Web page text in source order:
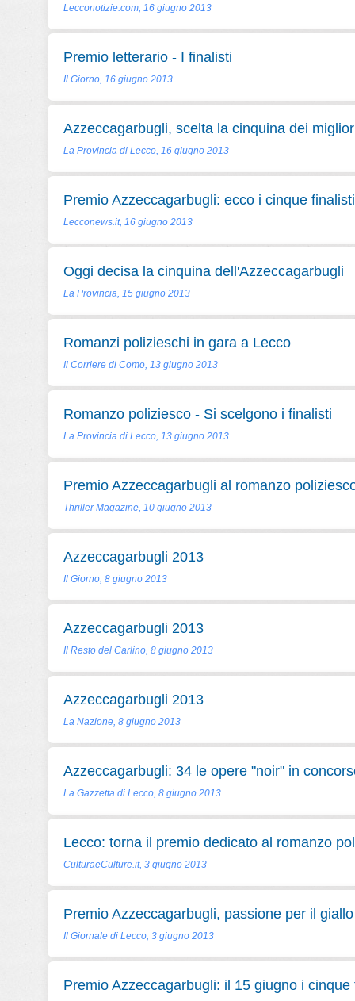
Lecconotizie.com, 16 giugno 2013
Premio letterario - I finalisti
Il Giorno, 16 giugno 2013
Azzeccagarbugli, scelta la cinquina dei
La Provincia di Lecco, 16 giugno 2013
Premio Azzeccagarbugli: ecco i cinque finalisti
Lecconews.it, 16 giugno 2013
Oggi decisa la cinquina dell'Azzeccagarbugli
La Provincia, 15 giugno 2013
Romanzi polizieschi in gara a Lecco
Il Corriere di Como, 13 giugno 2013
Romanzo poliziesco - Si scelgono i finalisti
La Provincia di Lecco, 13 giugno 2013
Premio Azzeccagarbugli al romanzo
Thriller Magazine, 10 giugno 2013
Azzeccagarbugli 2013
Il Giorno, 8 giugno 2013
Azzeccagarbugli 2013
Il Resto del Carlino, 8 giugno 2013
Azzeccagarbugli 2013
La Nazione, 8 giugno 2013
Azzeccagarbugli: 34 le opere "noir" in
La Gazzetta di Lecco, 8 giugno 2013
Lecco: torna il premio dedicato al romanzo
CulturaeCulture.it, 3 giugno 2013
Premio Azzeccagarbugli, passione per il giallo
Il Giornale di Lecco, 3 giugno 2013
Premio Azzeccagarbugli: il 15 giugno i cinque